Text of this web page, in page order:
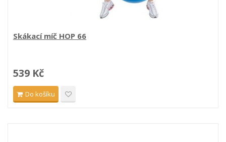
Skákací míč HOP 66
539 Kč
Do košíku